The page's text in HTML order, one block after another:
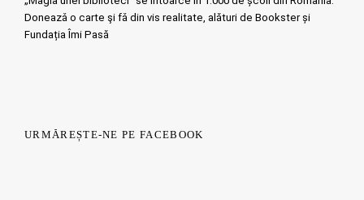
Doneazǎ o carte şi fǎ din vis realitate, alături de Bookster și
Fundația Îmi Pasă
URMĂREȘTE-NE PE FACEBOOK